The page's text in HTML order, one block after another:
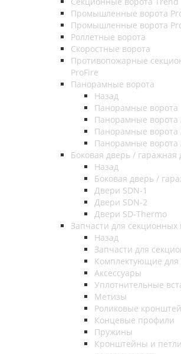
Промышленные ворота
Промышленные ворота
Роллетные ворота
Скоростные ворота
Противопожарные
ProFire
Панорамные ворота
Назад
Панорамные ворота
Панорамные ворота
Панорамные ворота
Панорамные ворота
Боковая дверь / гаражная
Назад
Боковая дверь /
Двери SDN-1
Двери SDN-2
Двери SD-Thermo
Запчасти для секционных
Назад
Запчасти для
Комплектующие для
Аксессуары
Уплотнительные
Метизы
Роликовые
Концевые профили
Пружины
Кронштейны и